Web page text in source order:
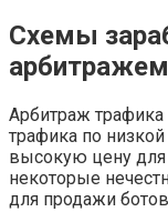
Схемы
Арбитраж
трафика по
высокую цену для
некоторые
для продажи